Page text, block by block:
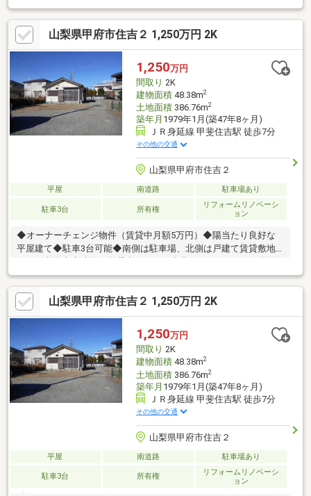
パーが1km圏内にあります。
山梨県甲府市住吉２ 1,250万円 2K
1,250万円
間取り 2K
建物面積48.38m2
土地面積386.76m2
築年月 1979年1月(築47年8ヶ月)
ＪＲ身延線 甲斐住吉駅 徒歩7分
その他の交通
山梨県甲府市住吉２
平屋 南道路 駐車場あり
駐車3台 所有権
リフォームリノベーシ
ョン
◆オーナーチェンジ物件（賃貸中月額5万円）◆陽当たり良好な
平屋建て◆駐車3台可能◆南側は駐車場、北側は戸建て賃貸敷地
の詳細、ご見学のご希望はお気軽にお問い合わせください！
山梨県甲府市住吉２ 1,250万円 2K
1,250万円
間取り 2K
建物面積48.38m2
土地面積386.76m2
築年月 1979年1月(築47年8ヶ月)
ＪＲ身延線 甲斐住吉駅 徒歩7分
その他の交通
山梨県甲府市住吉２
平屋 南道路 駐車場あり
駐車3台 所有権
リフォームリノベーシ
ョン